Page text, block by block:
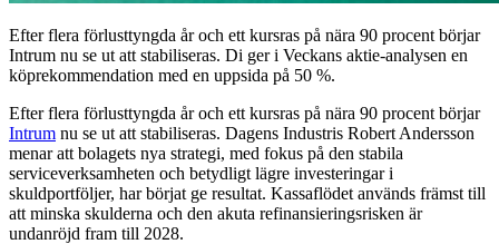
Efter flera förlusttyngda år och ett kursras på nära 90 procent börjar
Intrum nu se ut att stabiliseras. Di ger i Veckans aktie-analysen en
köprekommendation med en uppsida på 50 %.
Efter flera förlusttyngda år och ett kursras på nära 90 procent börjar
Intrum nu se ut att stabiliseras. Dagens Industris Robert Andersson
menar att bolagets nya strategi, med fokus på den stabila
serviceverksamheten och betydligt lägre investeringar i
skuldportföljer, har börjat ge resultat. Kassaflödet används främst till
att minska skulderna och den akuta refinansieringsrisken är
undanröjd fram till 2028.